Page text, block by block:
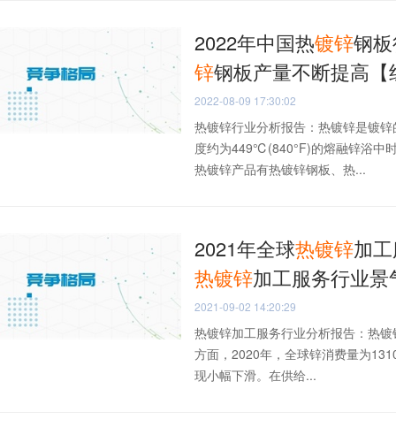
2022年中国热镀锌钢
锌钢板产量不断提高【
2022-08-09 17:30:02
热镀锌行业分析报告：热镀锌是镀
度约为449℃(840°F)的熔融锌浴中
热镀锌产品有热镀锌钢板、热...
2021年全球热镀锌加
热镀锌加工服务行业景
2021-09-02 14:20:29
热镀锌加工服务行业分析报告：热
方面，2020年，全球锌消费量为
现小幅下滑。在供给...